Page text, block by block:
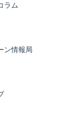
ラム
ン情報局